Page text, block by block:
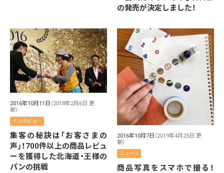
の発売が決定しました！
2016年10月11日 （2018年2月6日 更
新）
インタビュー
集客の秘訣は「お客さまの
声」！700件以上の商品レビュ
ーを獲得した北海道・王様の
パンの挑戦
2016年10月7日 （2019年4月25日 更
新）
ニュース
商品写真をスマホで撮る！